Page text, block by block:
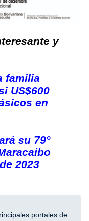
y
familia
US$600
en
su 79°
2023
portales de